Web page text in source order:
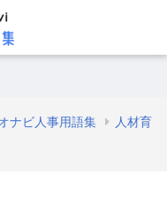
ナビ人事用語集
人材育